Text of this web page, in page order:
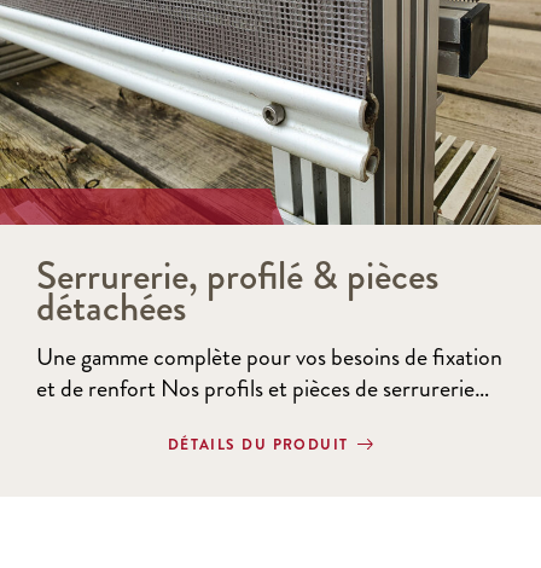
Serrurerie, profilé & pièces
détachées
Une gamme complète pour vos besoins de fixation
et de renfort Nos profils et pièces de serrurerie…
DÉTAILS DU PRODUIT